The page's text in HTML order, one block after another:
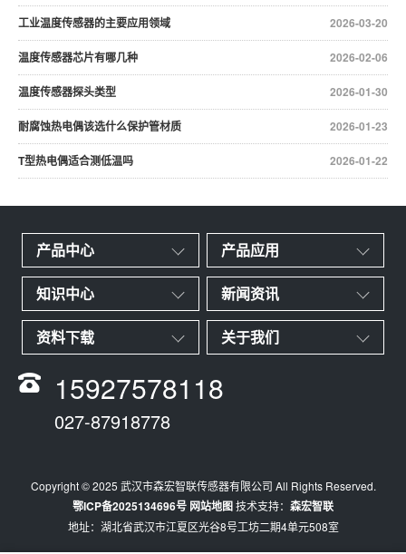
2026-03-20
工业温度传感器的主要应用领域
2026-02-06
温度传感器芯片有哪几种
2026-01-30
温度传感器探头类型
2026-01-23
耐腐蚀热电偶该选什么保护管材质
2026-01-22
T型热电偶适合测低温吗
产品中心 产品应用
知识中心 新闻资讯
资料下载 关于我们
15927578118
027-87918778
Copyright © 2025 武汉市森宏智联传感器有限公司 All Rights Reserved.
鄂ICP备2025134696号 网站地图技术支持： 森宏智联
地址：湖北省武汉市江夏区光谷8号工坊二期4单元508室